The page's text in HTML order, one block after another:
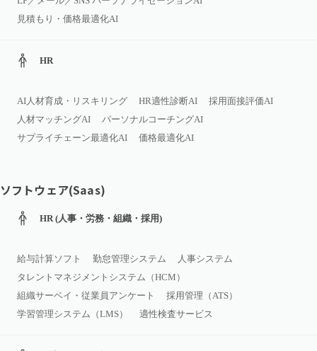
見積もり・価格最適化AI
HR
AI人材育成・リスキリング HR適性診断AI
採用面接評価AI
人材マッチングAI
パーソナルコーチングAI
サプライチェーン最適化AI
価格最適化AI
ソフトウェア(Saas)
HR (人事・労務・組織・採用)
給与計算ソフト 勤怠管理システム
人事システム
タレントマネジメントシステム（HCM）
組織サーベイ・従業員アンケート
採用管理（ATS）
学習管理システム（LMS）
適性検査サービス